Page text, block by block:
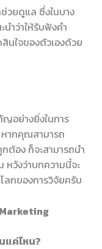
วยดูแล ซึ่งในบาง
ำว่าให้รับฟังคำ
นใจของตัวเองด้วย
อย่างยิ่งในการ
ากคุณสามารถ
กต้อง ก็จะสามารถนำ
หวังว่าบทความนี้จะ
ลกของการวิจัยครับ
แค่ไหน?